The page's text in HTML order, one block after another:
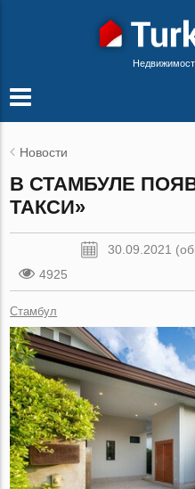
Новости
В СТАМБУЛЕ
ТАКСИ»
30.09.2021
4925
Стамбул